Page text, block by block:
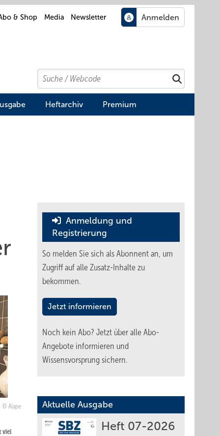
& Shop Media Newsletter
Search
Suchen
Heftarchiv Premium
Alape
viel
Anmeldung und
Registrierung
So melden Sie sich als Abonnent an, um
Zugriff auf alle Zusatz-Inhalte zu
bekommen.
Jetzt informieren
Noch kein Abo? Jetzt über alle Abo-
Angebote informieren und
Wissensvorsprung sichern.
Aktuelle Ausgabe
Heft 07-2026